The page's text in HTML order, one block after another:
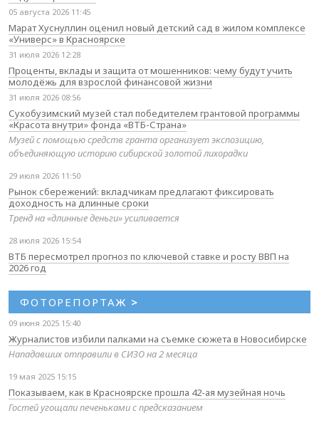
05 августа 2026 11:45
Марат Хуснуллин оценил новый детский сад в жилом комплексе
«Универс» в Красноярске
31 июля 2026 12:28
Проценты, вклады и защита от мошенников: чему будут учить
молодёжь для взрослой финансовой жизни
31 июля 2026 08:56
Сухобузимский музей стал победителем грантовой программы
«Красота внутри» фонда «ВТБ-Страна»
Музей с помощью средств гранта организует экспозицию,
объединяющую историю сибирской золотой лихорадки
29 июля 2026 11:50
Рынок сбережений: вкладчикам предлагают фиксировать
доходность на длинные сроки
Тренд на «длинные деньги» усиливается
28 июля 2026 15:54
ВТБ пересмотрел прогноз по ключевой ставке и росту ВВП на
2026 год
ФОТОРЕПОРТАЖ >
09 июня 2025 15:40
Журналистов избили палками на съемке сюжета в Новосибирске
Нападавших отправили в СИЗО на 2 месяца
19 мая 2025 15:15
Показываем, как в Красноярске прошла 42-ая музейная ночь
Гостей угощали печеньками с предсказанием